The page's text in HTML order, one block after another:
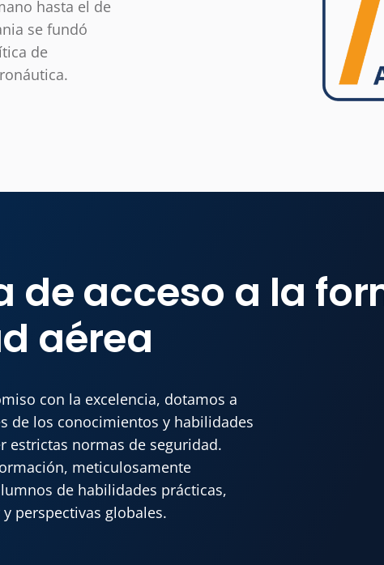
hasta el de
se fundó
de
de acceso a la
aérea
con la excelencia, dotamos a
de los conocimientos y habilidades
estrictas normas de seguridad.
meticulosamente
de habilidades prácticas,
perspectivas globales.